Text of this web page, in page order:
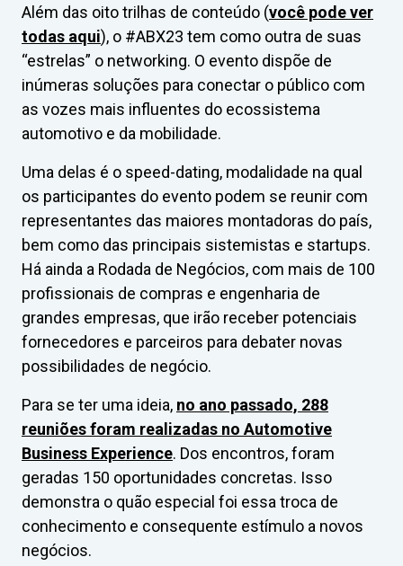
Além das oito trilhas de conteúdo (você pode ver
todas aqui), o #ABX23 tem como outra de suas
“estrelas” o networking. O evento dispõe de
inúmeras soluções para conectar o público com
as vozes mais influentes do ecossistema
automotivo e da mobilidade.
Uma delas é o speed-dating, modalidade na qual
os participantes do evento podem se reunir com
representantes das maiores montadoras do país,
bem como das principais sistemistas e startups.
Há ainda a Rodada de Negócios, com mais de 100
profissionais de compras e engenharia de
grandes empresas, que irão receber potenciais
fornecedores e parceiros para debater novas
possibilidades de negócio.
Para se ter uma ideia, no ano passado, 288
reuniões foram realizadas no Automotive
Business Experience. Dos encontros, foram
geradas 150 oportunidades concretas. Isso
demonstra o quão especial foi essa troca de
conhecimento e consequente estímulo a novos
negócios.